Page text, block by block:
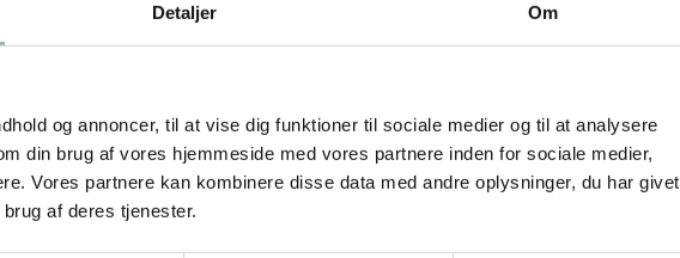
Detaljer Om
og annoncer, til at vise dig funktioner til sociale medier og til at analysere
din brug af vores hjemmeside med vores partnere inden for sociale medier,
Vores partnere kan kombinere disse data med andre oplysninger, du har givet
af deres tjenester.
eller i en wok.
rist det et par minutter.